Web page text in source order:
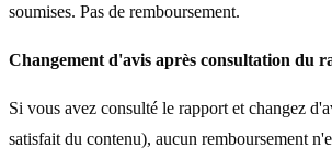
soumises. Pas de remboursement.
Changement d'avis après consultation du
Si vous avez consulté le rapport et changez
satisfait du contenu), aucun remboursement